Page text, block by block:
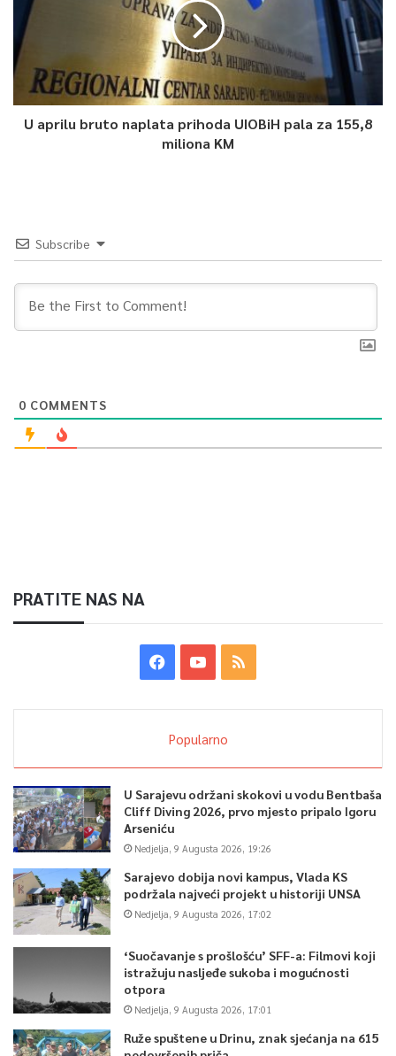
U aprilu bruto naplata prihoda UIOBiH pala za 155,8
miliona KM
Subscribe
0 COMMENTS
PRATITE NAS NA
Popularno
U Sarajevu održani skokovi u vodu Bentbaša
Cliff Diving 2026, prvo mjesto pripalo Igoru
Arseniću
Nedjelja, 9 Augusta 2026, 19:26
Sarajevo dobija novi kampus, Vlada KS
podržala najveći projekt u historiji UNSA
Nedjelja, 9 Augusta 2026, 17:02
‘Suočavanje s prošlošću’ SFF-a: Filmovi koji
istražuju nasljeđe sukoba i mogućnosti
otpora
Nedjelja, 9 Augusta 2026, 17:01
Ruže spuštene u Drinu, znak sjećanja na 615